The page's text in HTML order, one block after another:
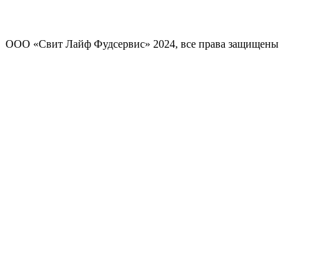
ООО «Свит Лайф Фудсервис» 2024, все права защищены